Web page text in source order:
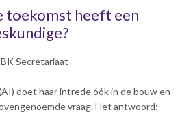
toekomst heeft een
Secretariaat
doet haar intrede óók in de bouw en
vraag. Het antwoord:
november 2023
Vernieuwde boek
Publicatiereeks
Nieuwsbrieven